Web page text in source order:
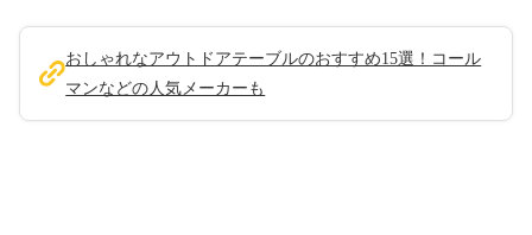
おしゃれなアウトドアテーブルのおすすめ15選！コール
マンなどの人気メーカーも